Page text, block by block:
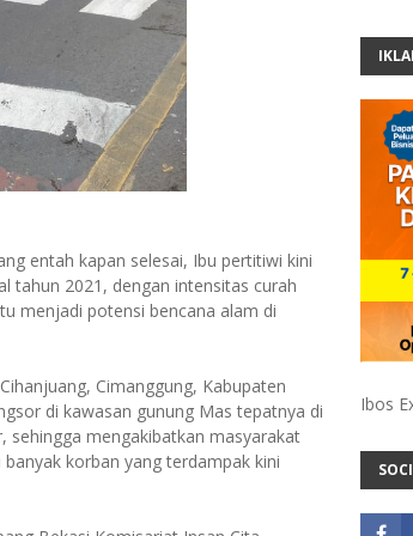
entah kapan selesai, Ibu pertitiwi kini
tahun 2021, dengan intensitas curah
menjadi potensi bencana alam di
Cimanggung, Kabupaten
di kawasan gunung Mas tepatnya di
sehingga mengakibatkan masyarakat
korban yang terdampak kini
Ibos